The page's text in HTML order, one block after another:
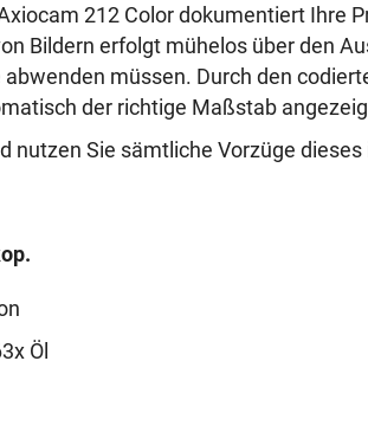
212 Color dokumentiert Ihre
Bildern erfolgt mühelos über den
müssen. Durch den
der richtige Maßstab
nutzen Sie sämtliche Vorzüge
Öl